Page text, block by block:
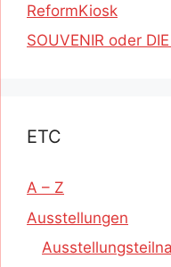
ReformKiosk
SOUVENIR oder
ETC
A – Z
Ausstellungen